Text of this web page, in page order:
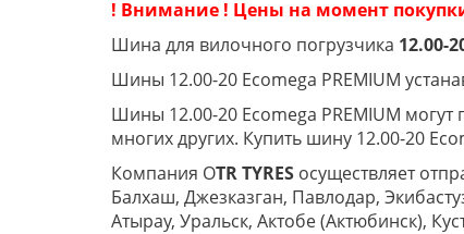
! Внимание ! Цены на момент
Шина для вилочного погрузчика 12.00-
Шины 12.00-20 Ecomega PREMIUM
Шины 12.00-20 Ecomega PREMIUM могут
многих других. Купить шину 12.00-20
Компания OTR TYRES осуществляет
Балхаш, Джезказган, Павлодар,
Атырау, Уральск, Актобе (Актюбинск),